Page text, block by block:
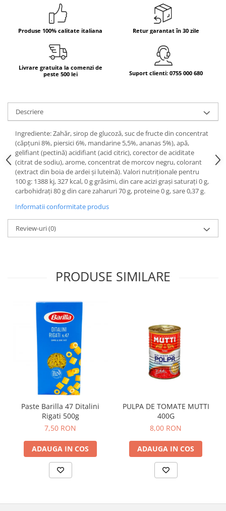
Bere italiana
Vinuri italiene
Sucuri si bauturi racoritoare
Pandoro si Balocco
Produse fara gluten
Produse de panificatie
Produse de patiserie
Produse 100% calitate italiana Retur garantat în 30 zile
Livrare gratuita la comenzi de
peste 500 lei
Suport clienti: 0755 000 680
Descriere
Ingrediente: Zahăr, sirop de glucoză, suc de fructe din concentrat
(căpţuni 8%, piersici 6%, mandarine 5,5%, ananas 5%), apă,
gelifiant (pectină) acidifiant (acid citric), corector de aciditate
(citrat de sodiu), arome, concentrat de morcov negru, colorant
(extract din boia de ardei şi luteină). Valori nutriţionale pentru
100 g: 1388 kj, 327 kcal, 0 g grăsimi, din care acizi graşi saturaţi 0 g,
carbohidraţi 80 g din care zaharuri 70 g, proteine 0 g, sare 0,37 g.
Informatii conformitate produs
Review-uri(0)
PRODUSE SIMILARE
Paste Barilla 47 Ditalini
Rigati 500g
7,50 RON
ADAUGA IN COS
PULPA DE TOMATE MUTTI
400G
8,00 RON
ADAUGA IN COS